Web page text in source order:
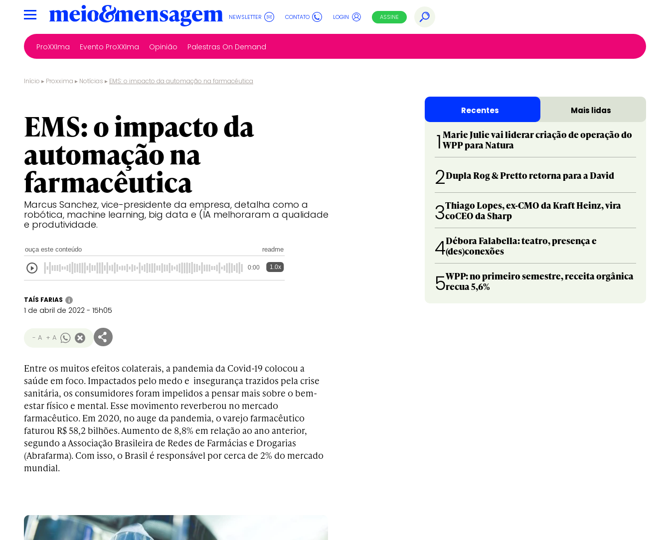
NEWSLETTER CONTATO LOGIN ASSINE
ProXXIma Evento ProXXIma Opinião Palestras On Demand
Início ▸ Proxxima ▸ Notícias ▸ EMS: o impacto da automação na farmacêutica
EMS: o impacto da
automação na
farmacêutica
Marcus Sanchez, vice-presidente da empresa, detalha como a
robótica, machine learning, big data e (IA melhoraram a qualidade
e produtividade.
ouça este conteúdo readme
0:00 1.0x
TAÍS FARIAS i
1 de abril de 2022 - 15h05
- A + A
Entre os muitos efeitos colaterais, a pandemia da Covid-19 colocou a
saúde em foco. Impactados pelo medo e insegurança trazidos pela crise
sanitária, os consumidores foram impelidos a pensar mais sobre o bem-
estar físico e mental. Esse movimento reverberou no mercado
farmacêutico. Em 2020, no auge da pandemia, o varejo farmacêutico
faturou R$ 58,2 bilhões. Aumento de 8,8% em relação ao ano anterior,
segundo a Associação Brasileira de Redes de Farmácias e Drogarias
(Abrafarma). Com isso, o Brasil é responsável por cerca de 2% do mercado
mundial.
Recentes Mais lidas
1 Marie Julie vai liderar criação de operação do
WPP para Natura
2Dupla Rog & Pretto retorna para a David
3Thiago Lopes, ex-CMO da Kraft Heinz, vira
coCEO da Sharp
4Débora Falabella: teatro, presença e
(des)conexões
5WPP: no primeiro semestre, receita orgânica
recua 5,6%